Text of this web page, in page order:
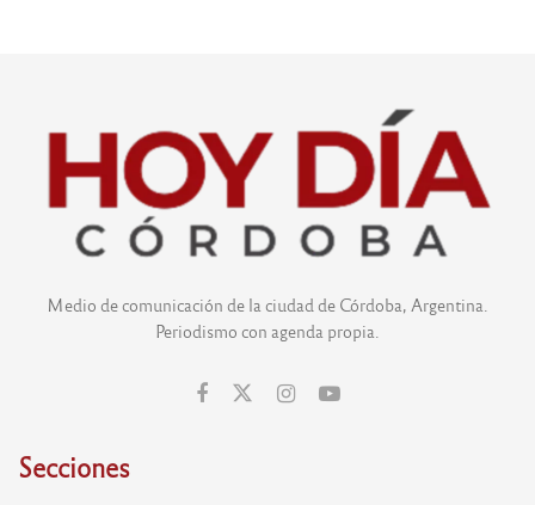
Medio de comunicación de la ciudad de Córdoba, Argentina.
Periodismo con agenda propia.
Secciones